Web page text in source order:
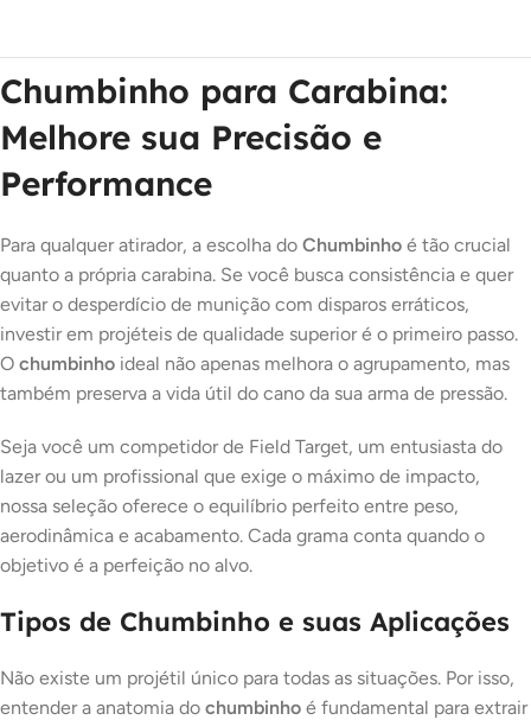
Chumbinho para Carabina:
Melhore sua Precisão e
Performance
Para qualquer atirador, a escolha do Chumbinho é tão crucial
quanto a própria carabina. Se você busca consistência e quer
evitar o desperdício de munição com disparos erráticos,
investir em projéteis de qualidade superior é o primeiro passo.
O chumbinho ideal não apenas melhora o agrupamento, mas
também preserva a vida útil do cano da sua arma de pressão.
Seja você um competidor de Field Target, um entusiasta do
lazer ou um profissional que exige o máximo de impacto,
nossa seleção oferece o equilíbrio perfeito entre peso,
aerodinâmica e acabamento. Cada grama conta quando o
objetivo é a perfeição no alvo.
Tipos de Chumbinho e suas Aplicações
Não existe um projétil único para todas as situações. Por isso,
entender a anatomia do chumbinho é fundamental para extrair